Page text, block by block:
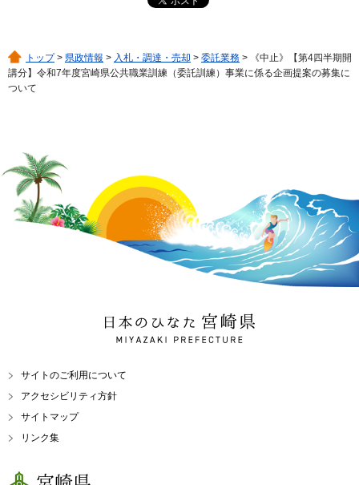
トップ> 県政情報 > 入札・調達・売却 > 委託業務 > 《中止》【第4四半期開
講分】令和7年度宮崎県公共職業訓練（委託訓練）事業に係る企画提案の募集に
ついて
日本のひなた 宮崎県
MIYAZAKI PREFECTURE
サイトのご利用について
アクセシビリティ方針
サイトマップ
リンク集
宮崎県